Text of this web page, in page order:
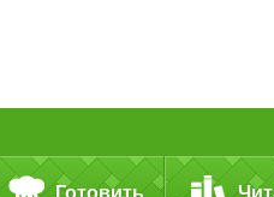
Готовить